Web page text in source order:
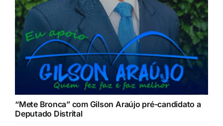
“Mete Bronca” com Gilson Araújo pré-candidato a
Deputado Distrital